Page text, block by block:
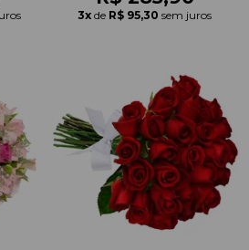
3x de R$ 95,30 sem juros